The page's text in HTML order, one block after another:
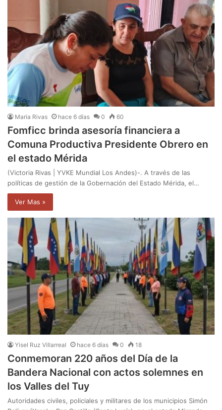
Maria Rivas hace 6 días 0 60
Fomficc brinda asesoría financiera a
Comuna Productiva Presidente Obrero en
el estado Mérida
(Victoria Rivas | YVKE Mundial Los Andes)-. A través de las
políticas de gestión de la Gobernación del Estado Mérida, el…
Ver Mas »
Yisel Ruz Villarreal hace 6 días 0 18
Conmemoran 220 años del Día de la
Bandera Nacional con actos solemnes en
los Valles del Tuy
Autoridades civiles, policiales y militares de los municipios Simón